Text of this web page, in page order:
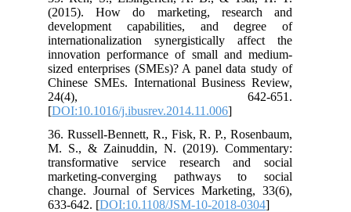
(2015). How do marketing, research and
development capabilities, and degree of
internationalization synergistically affect the
innovation performance of small and medium-
sized enterprises (SMEs)? A panel data study of
Chinese SMEs. International Business Review,
24(4), 642-651.
[DOI:10.1016/j.ibusrev.2014.11.006
36. Russell-Bennett, R., Fisk, R. P., Rosenbaum,
M. S., & Zainuddin, N. (2019). Commentary:
transformative service research and social
marketing-converging pathways to social
change. Journal of Services Marketing, 33(6),
633-642. [DOI:10.1108/JSM-10-2018-0304